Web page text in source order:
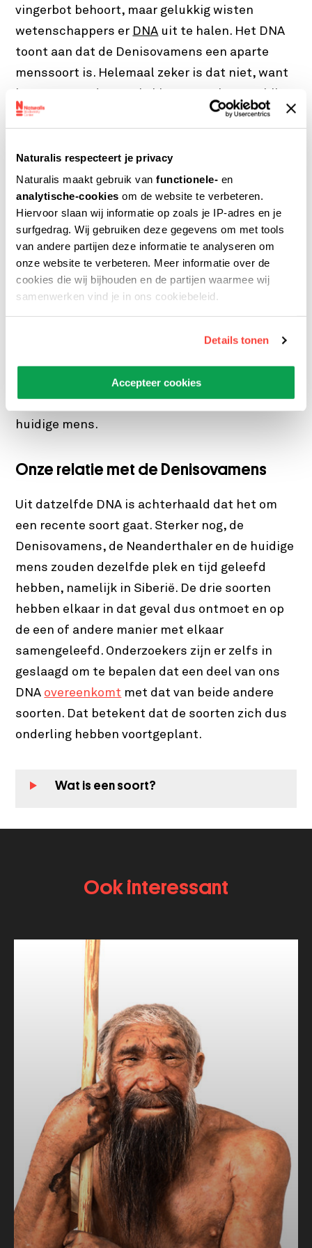
Naturalis respecteert je privacy
Naturalis maakt gebruik van functionele- en
analytische-cookies om de website te verbeteren.
Hiervoor slaan wij informatie op zoals je IP-adres en je
surfgedrag. Wij gebruiken deze gegevens om met tools
van andere partijen deze informatie te analyseren om
onze website te verbeteren. Meer informatie over de
cookies die wij bijhouden en de partijen waarmee wij
samenwerken vind je in ons cookiebeleid.
Details tonen
Accepteer cookies
vingerbot behoort, maar gelukkig wisten
wetenschappers er DNA uit te halen. Het DNA
toont aan dat de Denisovamens een aparte
menssoort is. Helemaal zeker is dat niet, want
ook licht van elkaar. Toch behoren jullie tot
Hoe zag hij er dan uit?
Wetenschappers hebben vrijwel geen idee hoe
de Denisovamens eruit zag. Op zich niet gek als
je bedenkt dat er alleen een paar kiezen en
twee heel kleine botjes zijn gevonden. Men
weet precies hoe het DNA van de soort is
opgebouwd, maar daaraan valt ook niets af te
lezen over het uiterlijk. Het enige dat met
kaken gehad moeten hebben. De gevonden
huidige mens.
Onze relatie met de Denisovamens
Uit datzelfde DNA is achterhaald dat het om
een recente soort gaat. Sterker nog, de
Denisovamens, de Neanderthaler en de huidige
mens zouden dezelfde plek en tijd geleefd
hebben, namelijk in Siberië. De drie soorten
hebben elkaar in dat geval dus ontmoet en op
de een of andere manier met elkaar
samengeleefd. Onderzoekers zijn er zelfs in
geslaagd om te bepalen dat een deel van ons
DNA overeenkomt met dat van beide andere
soorten. Dat betekent dat de soorten zich dus
onderling hebben voortgeplant.
Wat is een soort?
Ook interessant